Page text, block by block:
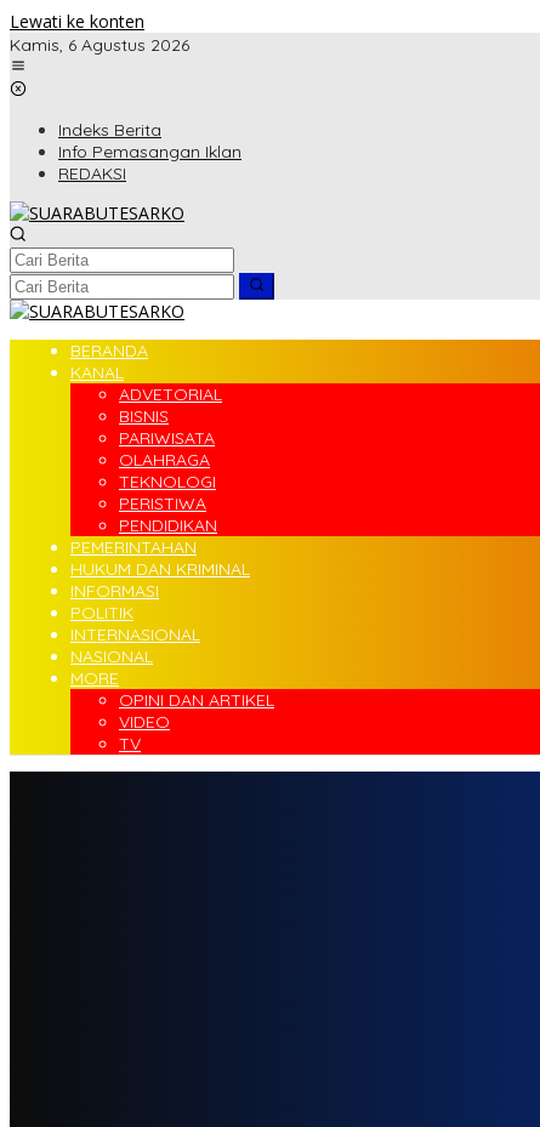
Lewati ke konten
Kamis, 6 Agustus 2026
Indeks Berita
Info Pemasangan Iklan
REDAKSI
BERANDA
KANAL
ADVETORIAL
BISNIS
PARIWISATA
OLAHRAGA
TEKNOLOGI
PERISTIWA
PENDIDIKAN
PEMERINTAHAN
HUKUM DAN KRIMINAL
INFORMASI
POLITIK
INTERNASIONAL
NASIONAL
MORE
OPINI DAN ARTIKEL
VIDEO
TV